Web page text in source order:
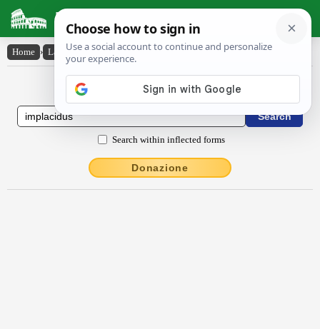
Latin Dictionary
Home › Latin-English › implăcĭdus
Latin to English Dictionary
Search within inflected forms
Donazione